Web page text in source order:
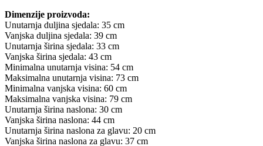
Dimenzije proizvoda:
Unutarnja duljina sjedala: 35 cm
Vanjska duljina sjedala: 39 cm
Unutarnja širina sjedala: 33 cm
Vanjska širina sjedala: 43 cm
Minimalna unutarnja visina: 54 cm
Maksimalna unutarnja visina: 73 cm
Minimalna vanjska visina: 60 cm
Maksimalna vanjska visina: 79 cm
Unutarnja širina naslona: 30 cm
Vanjska širina naslona: 44 cm
Unutarnja širina naslona za glavu: 20 cm
Vanjska širina naslona za glavu: 37 cm